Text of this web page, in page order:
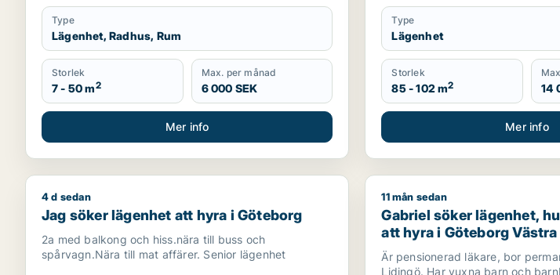
Type
Lägenhet, Radhus, Rum
Storlek
7 - 50 m2
Max. per månad
6 000 SEK
Mer info
Type
Lägenhet
Storlek
85 - 102 m2 14
Mer info
Jag söker lägenhet att hyra i Göteborg
4 d sedan
Jag söker lägenhet att hyra i Göteborg
2a med balkong och hiss.nära till buss och
spårvagn.Nära till mat affärer. Senior lägenhet
Gabriel söker lägenhet, hus
11 mån sedan
Gabriel söker lägenhet,
att hyra i Göteborg
Centrum
Är pensionerad läkare, bor
Lidingö. Har vuxna barn och